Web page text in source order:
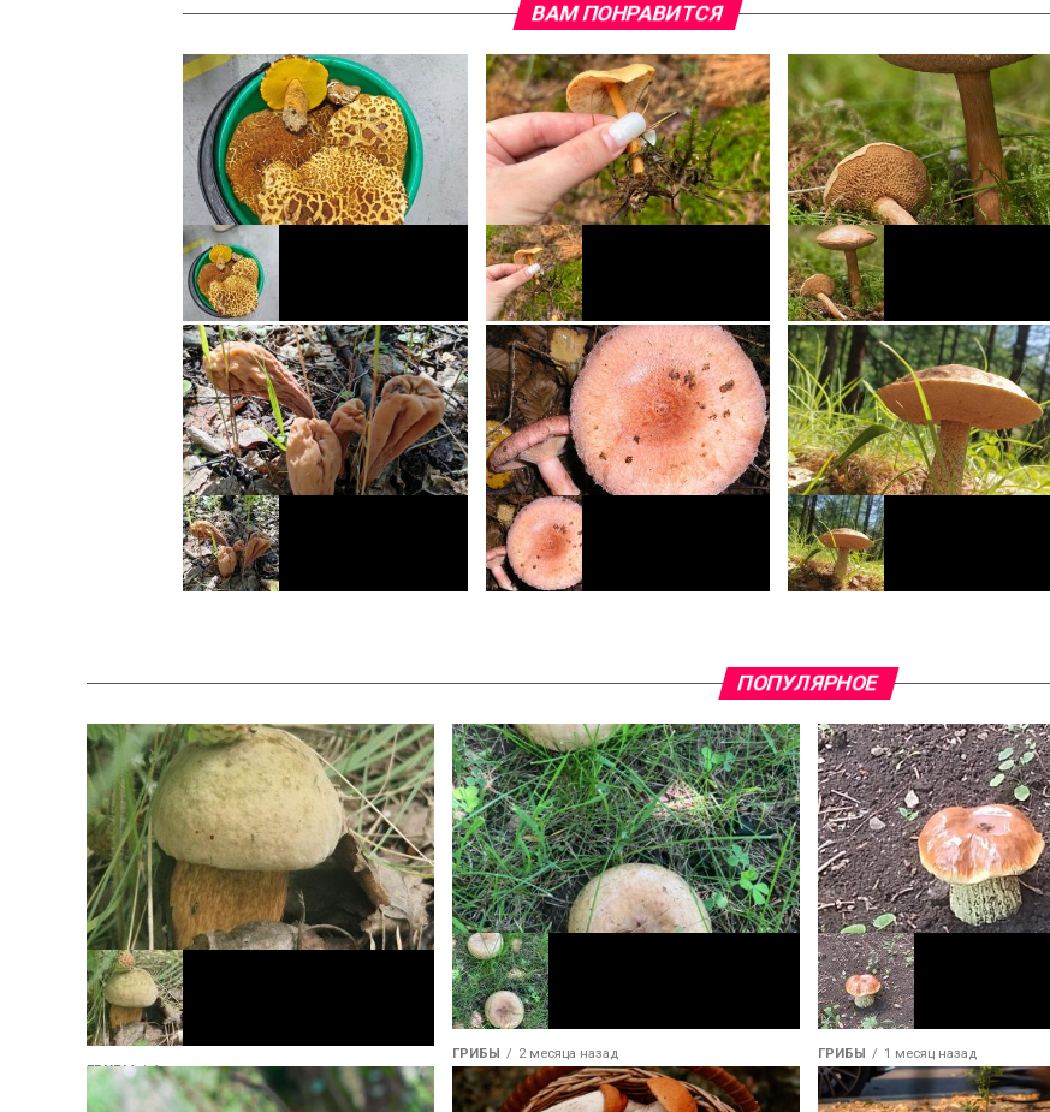
ВАМ ПОНРАВИТСЯ
Пестрец Ложноопёнок серопластинчатый Перечный гриб: особенности,
места произрастания и похожие
виды
ПОПУЛЯРНОЕ
ГРИБЫ 1 месяц назад
Белый гриб сосновый
ГРИБЫ 2 месяца назад
Коровник или Свинушка тонкая
ГРИБЫ 1 месяц назад
Белый гриб сосновый